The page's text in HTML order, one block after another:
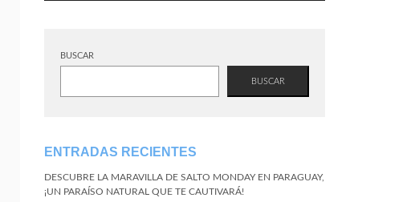
BUSCAR
BUSCAR
ENTRADAS RECIENTES
DESCUBRE LA MARAVILLA DE SALTO MONDAY EN PARAGUAY,
¡UN PARAÍSO NATURAL QUE TE CAUTIVARÁ!